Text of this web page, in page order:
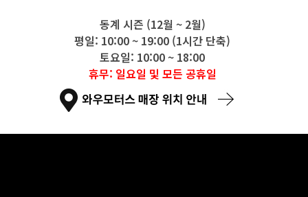
동계 시즌 (12월 ~ 2월)
평일: 10:00 ~ 19:00 (1시간 단축)
토요일: 10:00 ~ 18:00
휴무: 일요일 및 모든 공휴일